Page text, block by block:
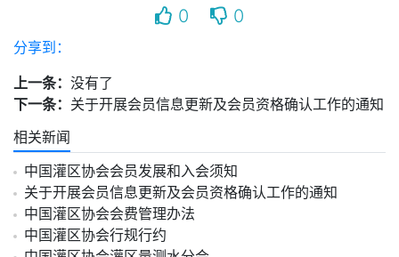
0 0
分享到：
上一条： 没有了
下一条： 关于开展会员信息更新及会员资格确认工作的通知
相关新闻
中国灌区协会会员发展和入会须知
关于开展会员信息更新及会员资格确认工作的通知
中国灌区协会会费管理办法
中国灌区协会行规行约